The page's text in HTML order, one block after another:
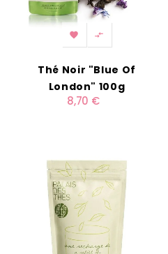
 
Thé Noir "Blue Of
London" 100g
8,70 €